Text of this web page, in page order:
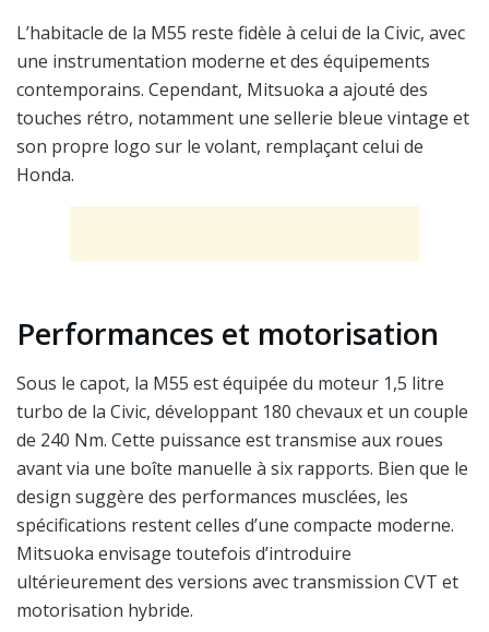
L’habitacle de la M55 reste fidèle à celui de la Civic, avec
une instrumentation moderne et des équipements
contemporains. Cependant, Mitsuoka a ajouté des
touches rétro, notamment une sellerie bleue vintage et
son propre logo sur le volant, remplaçant celui de
Honda.
Performances et motorisation
Sous le capot, la M55 est équipée du moteur 1,5 litre
turbo de la Civic, développant 180 chevaux et un couple
de 240 Nm. Cette puissance est transmise aux roues
avant via une boîte manuelle à six rapports. Bien que le
design suggère des performances musclées, les
spécifications restent celles d’une compacte moderne.
Mitsuoka envisage toutefois d’introduire
ultérieurement des versions avec transmission CVT et
motorisation hybride.